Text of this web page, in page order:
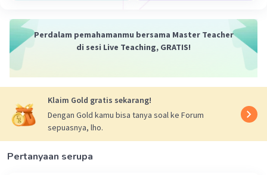
Menciptakan Nilai Tambah:Menambahkan nilai
melalui proses produksi sehingga barang atau
Penciptaan Lapangan Kerja:
kesempatan pekerjaan kepada masyarakat,
mengurangi tingkat pengangguran, dan
meningkatkan kesejahteraan ekonomi.
Pengembangan Ekonomi:
Perdalam pemahamanmu bersama Master Teacher
di sesi Live Teaching, GRATIS!
Klaim Gold gratis sekarang!
Dengan Gold kamu bisa tanya soal ke Forum
sepuasnya, lho.
Pertanyaan serupa